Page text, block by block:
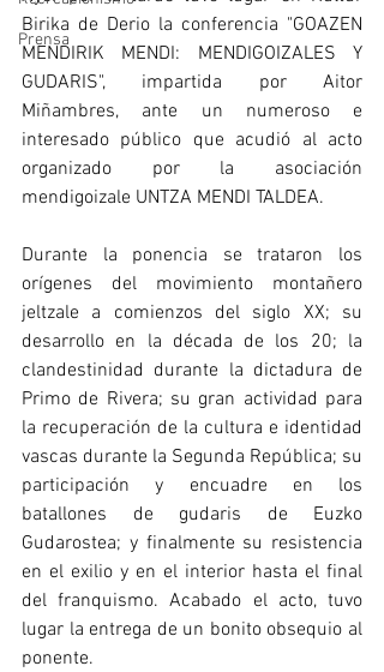
Prensa
Birika de Derio la conferencia "GOAZEN
MENDIRIK MENDI: MENDIGOIZALES Y
GUDARIS", impartida por Aitor
Miñambres, ante un numeroso e
interesado público que acudió al acto
organizado por la asociación
mendigoizale UNTZA MENDI TALDEA.
Durante la ponencia se trataron los
orígenes del movimiento montañero
jeltzale a comienzos del siglo XX; su
desarrollo en la década de los 20; la
clandestinidad durante la dictadura de
Primo de Rivera; su gran actividad para
la recuperación de la cultura e identidad
vascas durante la Segunda República; su
participación y encuadre en los
batallones de gudaris de Euzko
Gudarostea; y finalmente su resistencia
en el exilio y en el interior hasta el final
del franquismo. Acabado el acto, tuvo
lugar la entrega de un bonito obsequio al
ponente.